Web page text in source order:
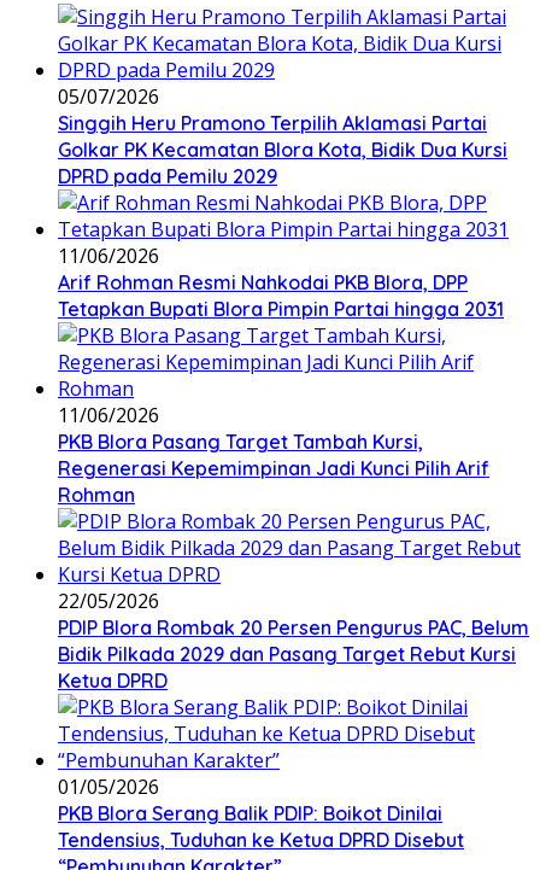
05/07/2026
Singgih Heru Pramono Terpilih Aklamasi Partai
Golkar PK Kecamatan Blora Kota, Bidik Dua Kursi
DPRD pada Pemilu 2029
11/06/2026
Arif Rohman Resmi Nahkodai PKB Blora, DPP
Tetapkan Bupati Blora Pimpin Partai hingga 2031
11/06/2026
PKB Blora Pasang Target Tambah Kursi,
Regenerasi Kepemimpinan Jadi Kunci Pilih Arif
Rohman
22/05/2026
PDIP Blora Rombak 20 Persen Pengurus PAC, Belum
Bidik Pilkada 2029 dan Pasang Target Rebut Kursi
Ketua DPRD
01/05/2026
PKB Blora Serang Balik PDIP: Boikot Dinilai
Tendensius, Tuduhan ke Ketua DPRD Disebut